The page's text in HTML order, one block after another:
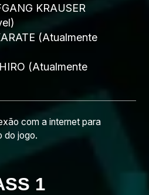
KRAUSER
(Atualmente
(Atualmente
com a internet para
do jogo.
1